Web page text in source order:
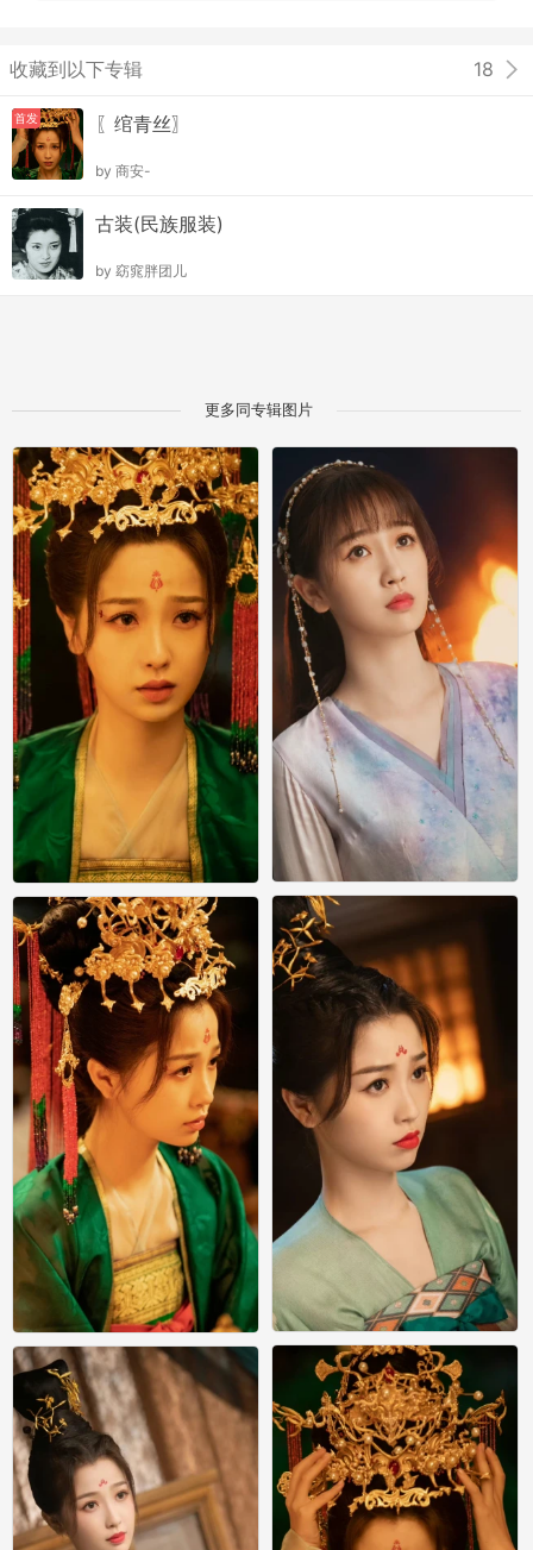
收藏到以下专辑 18
首发 〖绾青丝〗
by 商安-
古装(民族服装)
by 窈窕胖团儿
更多同专辑图片
苍兰诀 小兰花 虞书欣
0
苍兰诀 小兰花 虞书欣
0
苍兰诀 小兰花 虞书欣
0
苍兰诀 小兰花 虞书欣